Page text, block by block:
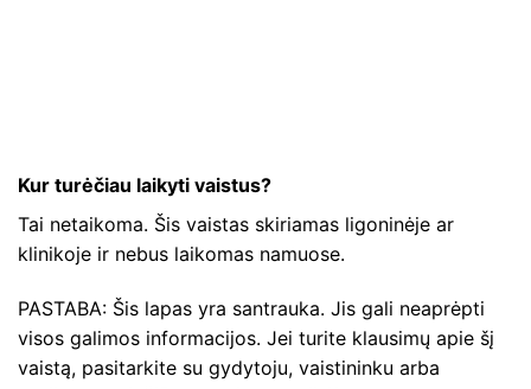
Kur turėčiau laikyti vaistus?
Tai netaikoma. Šis vaistas skiriamas ligoninėje ar
klinikoje ir nebus laikomas namuose.
PASTABA: Šis lapas yra santrauka. Jis gali neaprėpti
visos galimos informacijos. Jei turite klausimų apie šį
vaistą, pasitarkite su gydytoju, vaistininku arba